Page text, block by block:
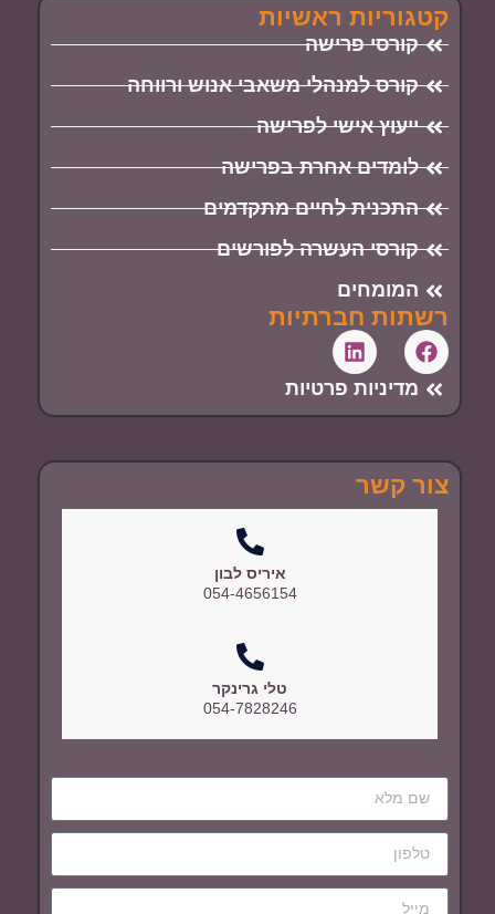
קטגוריות ראשיות
קורסי פרישה
קורס למנהלי משאבי אנוש ורווחה
ייעוץ אישי לפרישה
לומדים אחרת בפרישה
התכנית לחיים מתקדמים
קורסי העשרה לפורשים
המומחים
רשתות חברתיות
מדיניות פרטיות
צור קשר
איריס לבון
054-4656154
טלי גרינקר
054-7828246